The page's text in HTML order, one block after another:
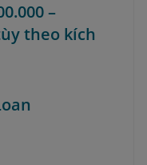
–
theo kích